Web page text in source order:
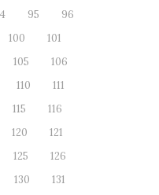
95
96
100
101
105
106
110
111
115
116
120
121
125
126
130
131